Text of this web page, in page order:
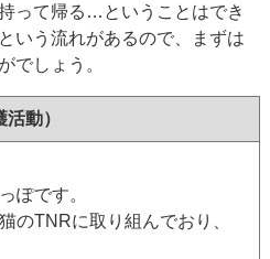
って帰る…ということはでき
いう流れがあるので、まずは
でしょう。
動）
ぽです。
のTNRに取り組んでおり、